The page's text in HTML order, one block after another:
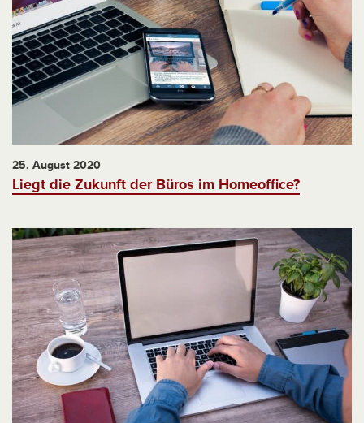
25. August 2020
Liegt die Zukunft der Büros im Homeoffice?